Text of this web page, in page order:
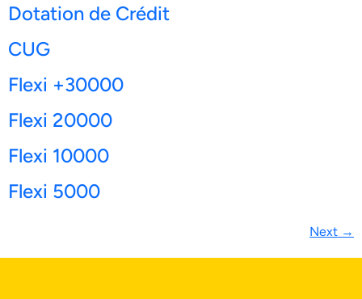
Dotation de Crédit
CUG
Flexi +30000
Flexi 20000
Flexi 10000
Flexi 5000
Next →